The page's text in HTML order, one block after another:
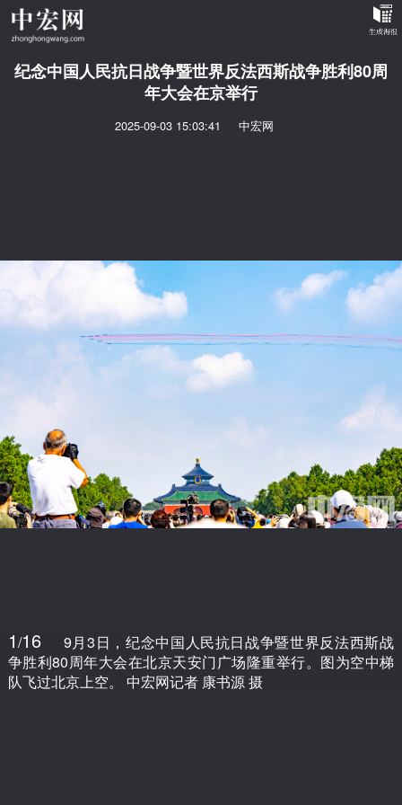
纪念中国人民抗日战争暨世界反法西斯战争胜利80周
年大会在京举行
2025-09-03 15:03:41 中宏网
1/16
9月3日，纪念中国人民抗日战争暨世界反法西斯战
争胜利80周年大会在北京天安门广场隆重举行。图为空中梯
队飞过北京上空。 中宏网记者 康书源 摄